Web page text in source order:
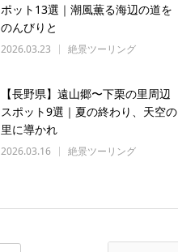
ポット13選｜潮風薫る海辺の道を
のんびりと
2026.03.23 絶景ツーリング
【長野県】遠山郷〜下栗の里周辺
スポット9選｜夏の終わり、天空の
里に導かれ
2026.03.16 絶景ツーリング